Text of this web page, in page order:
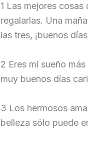
1 Las mejores
regalarlas. Una
las tres, ¡buenos
2 Eres mi sueño
muy buenos días
3 Los hermosos
belleza sólo puede